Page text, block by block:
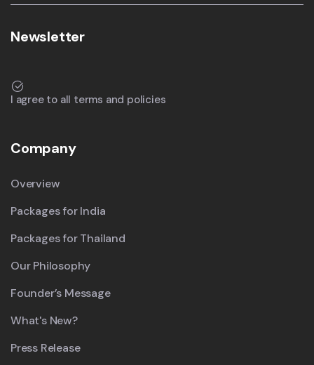
Newsletter
I agree to all terms and policies
Company
Overview
Packages for India
Packages for Thailand
Our Philosophy
Founder’s Message
What's New?
Press Release